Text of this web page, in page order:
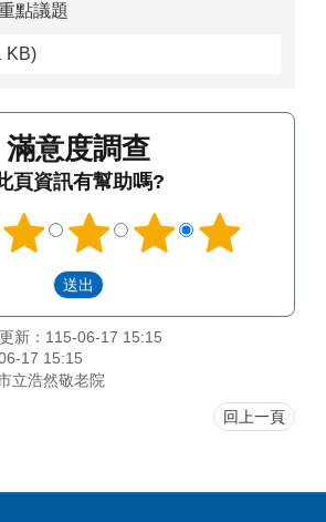
點議題
KB)
滿意度調查
頁資訊有幫助嗎?
新：115-06-17 15:15
17 15:15
立浩然敬老院
回上一頁